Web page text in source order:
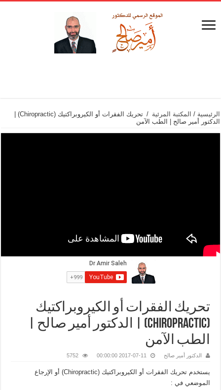
الرئيسية / المكتبة المرئية /
تحريك الفقرات أو الكيروبراكتيك (Chiropractic) |
الدكتور أمير صالح | الطب الآمن
تحريك الفقرات أو الكيروبراكتيك
(Chiropractic) | الدكتور أمير صالح |
الطب الآمن
الدكتور أمير صالح 2017-07-11 00:00:00
5752
يستخدم تحريك الفقرات أو الكيروبراكتيك (Chiropractic) أو الإرجاع
الموضعي في :